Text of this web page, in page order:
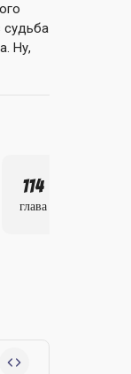
судьба
Ну,
114
глава